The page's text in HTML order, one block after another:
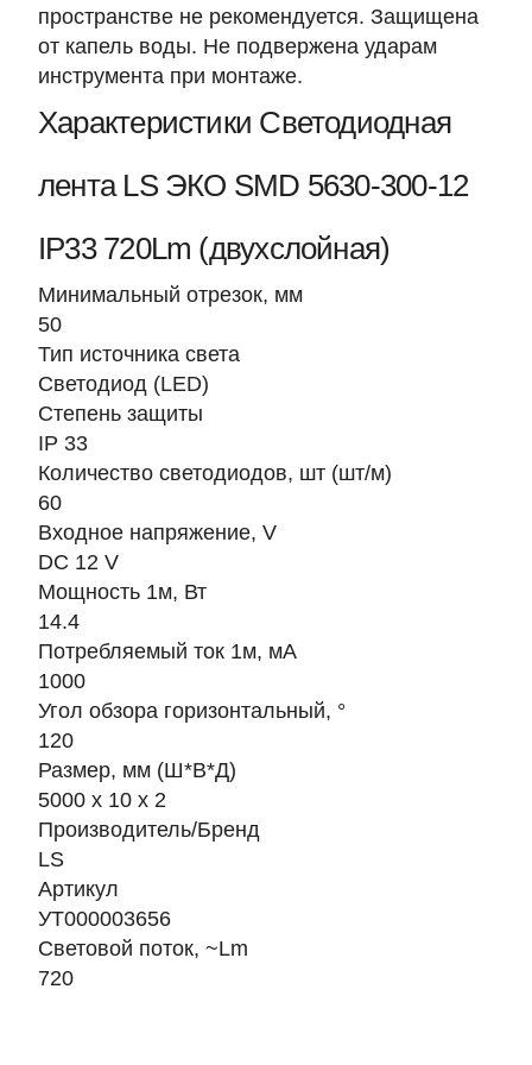
пространстве не рекомендуется. Защищена
от капель воды. Не подвержена ударам
инструмента при монтаже.
Характеристики Светодиодная
лента LS ЭКО SMD 5630-300-12
IP33 720Lm (двухслойная)
Минимальный отрезок, мм
50
Тип источника света
Светодиод (LED)
Степень защиты
IP 33
Количество светодиодов, шт (шт/м)
60
Входное напряжение, V
DC 12 V
Мощность 1м, Вт
14.4
Потребляемый ток 1м, мА
1000
Угол обзора горизонтальный, °
120
Размер, мм (Ш*В*Д)
5000 х 10 х 2
Производитель/Бренд
LS
Артикул
УТ000003656
Световой поток, ~Lm
720